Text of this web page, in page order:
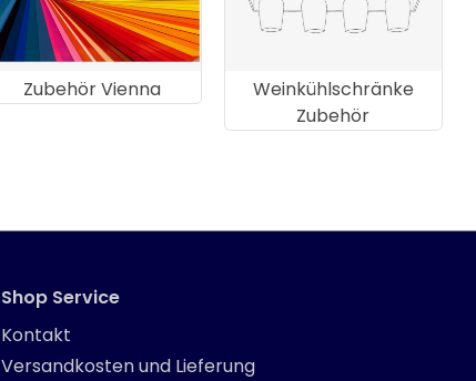
Zubehör Vienna
Weinkühlschränke
Zubehör
Shop Service
Kontakt
Versandkosten und Lieferung